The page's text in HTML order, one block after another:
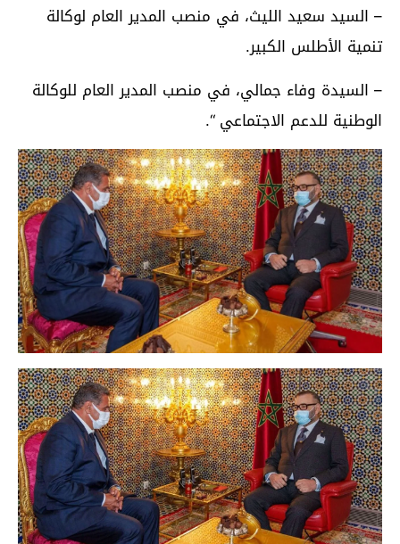
– السيد سعيد الليث، في منصب المدير العام لوكالة
تنمية الأطلس الكبير.
– السيدة وفاء جمالي، في منصب المدير العام للوكالة
الوطنية للدعم الاجتماعي “.